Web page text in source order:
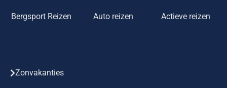
Bergsport Reizen Auto reizen Actieve reizen
Zonvakanties